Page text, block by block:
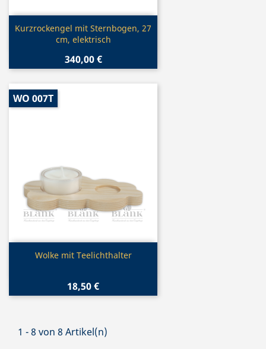
Vorschau
Kurzrockengel mit Sternbogen, 27
cm, elektrisch
340,00 €
Vorschau
Wolke mit Teelichthalter
18,50 €
WO 007T
1 - 8 von 8 Artikel(n)